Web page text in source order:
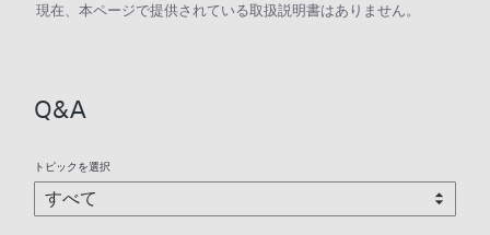
現在、本ページで提供されている取扱説明書はありません。
Q&A
トピックを選択